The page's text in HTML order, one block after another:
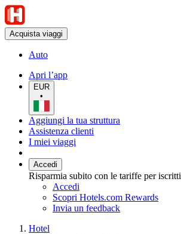
Acquista viaggi
Auto
Apri l’app
EUR
•
Aggiungi la tua struttura
Assistenza clienti
I miei viaggi
Accedi
Risparmia subito con le tariffe per iscritti
Accedi
Scopri Hotels.com Rewards
Invia un feedback
Hotel